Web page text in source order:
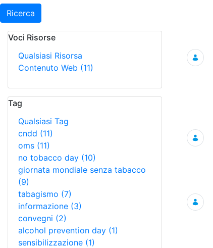
Ricerca
Voci Risorse
Qualsiasi Risorsa
Contenuto Web (11)
Tag
Qualsiasi Tag
cndd (11)
oms (11)
no tobacco day (10)
giornata mondiale senza tabacco
(9)
tabagismo (7)
informazione (3)
convegni (2)
alcohol prevention day (1)
sensibilizzazione (1)
Ricerca